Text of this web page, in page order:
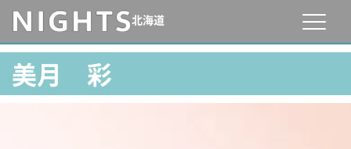
北海道
美月 彩